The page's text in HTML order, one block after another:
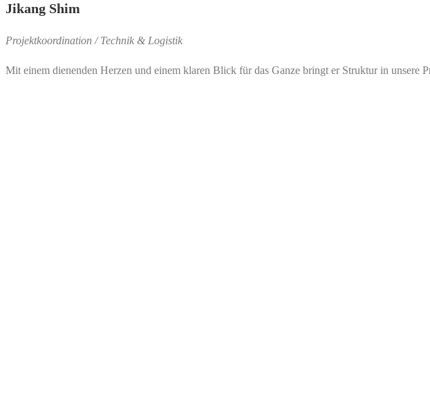
Jikang Shim
Projektkoordination / Technik & Logistik
Mit einem dienenden Herzen und einem klaren Blick für das Ganze bringt er Struktur in